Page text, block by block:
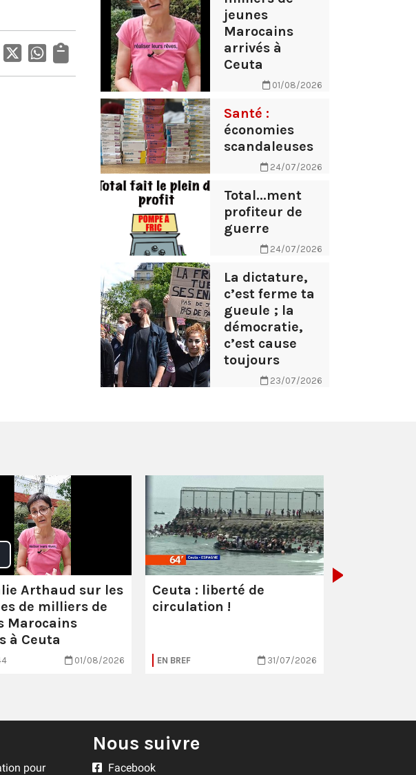
jeunes
Marocains
arrivés à
Ceuta
01/08/2026
Santé :
économies
scandaleuses
24/07/2026
Total...ment
profiteur de
guerre
24/07/2026
La dictature,
c’est ferme ta
gueule ; la
démocratie,
c’est cause
toujours
23/07/2026
Arthaud sur les
de milliers de
Marocains
à Ceuta
01/08/2026
Ceuta : liberté de
circulation !
EN BREF 31/07/2026
pour
Nous suivre
Facebook